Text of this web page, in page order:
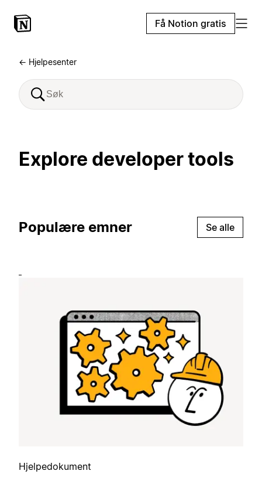
Få Notion gratis
← Hjelpesenter
Explore developer tools
Populære emner Se alle
Hjelpedokument